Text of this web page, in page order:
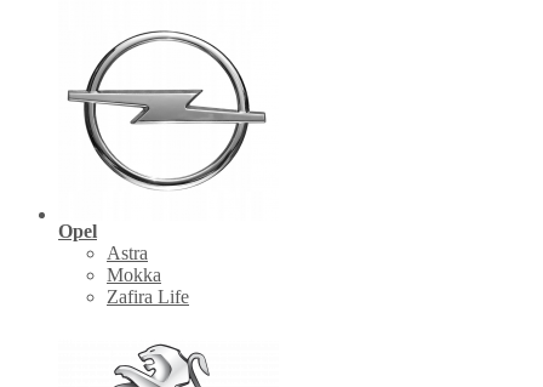
Opel
Astra
Mokka
Zafira Life